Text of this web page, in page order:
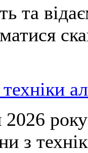
та
2026
з